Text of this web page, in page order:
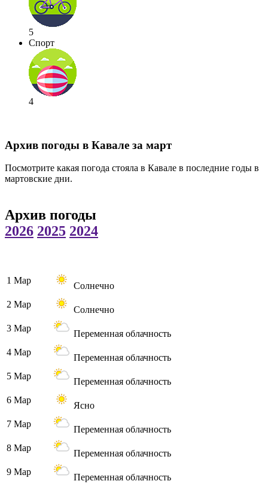
5
Спорт
4
Архив погоды в Кавале за март
Посмотрите какая погода стояла в Кавале в последние годы в
мартовские дни.
Архив погоды
2026 2025 2024
1 Мар
Солнечно
2 Мар
Солнечно
3 Мар
Переменная облачность
4 Мар
Переменная облачность
5 Мар
Переменная облачность
6 Мар
Ясно
7 Мар
Переменная облачность
8 Мар
Переменная облачность
9 Мар
Переменная облачность